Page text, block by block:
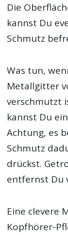
Die
kannst Du
Schmutz
Was tun,
Metallgitter
verschmutzt
kannst Du
Achtung, es
Schmutz
drückst.
entfernst Du
Eine clevere
Kopfhörer-